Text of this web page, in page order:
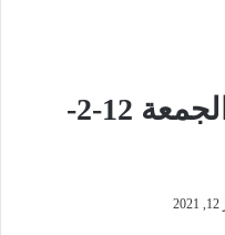
أسعار الذهب اليوم الجمعة 12-2-